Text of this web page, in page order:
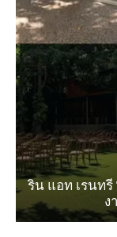
ริน แอท เรนทรี
ง